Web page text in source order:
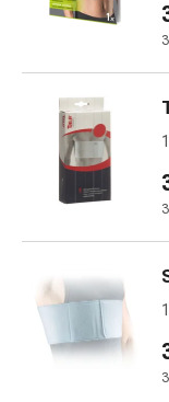
Allergien
&
Nase
Magen-
Darm